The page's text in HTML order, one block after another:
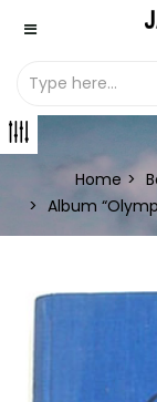
Home
Album